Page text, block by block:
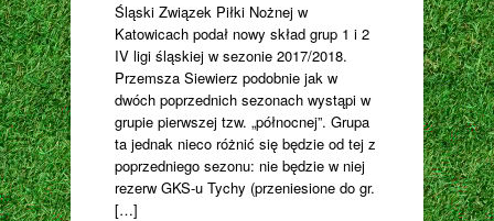
Śląski Związek Piłki Nożnej w
Katowicach podał nowy skład grup 1 i 2
IV ligi śląskiej w sezonie 2017/2018.
Przemsza Siewierz podobnie jak w
dwóch poprzednich sezonach wystąpi w
grupie pierwszej tzw. „północnej”. Grupa
ta jednak nieco różnić się będzie od tej z
poprzedniego sezonu: nie będzie w niej
rezerw GKS-u Tychy (przeniesione do gr.
[…]